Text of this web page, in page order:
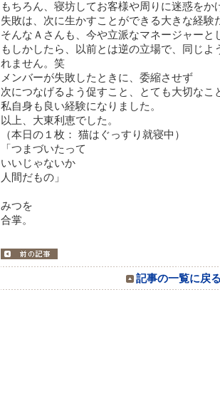
もちろん、寝坊してお客様や周りに迷惑をか
失敗は、次に生かすことができる大きな経験
そんなＡさんも、今や立派なマネージャーと
もしかしたら、以前とは逆の立場で、同じよ
れません。笑
メンバーが失敗したときに、委縮させず
次につなげるよう促すこと、とても大切なこ
私自身も良い経験になりました。
以上、大東利恵でした。
（本日の１枚： 猫はぐっすり就寝中）
「つまづいたって
いいじゃないか
人間だもの」
みつを
合掌。
記事の一覧に戻